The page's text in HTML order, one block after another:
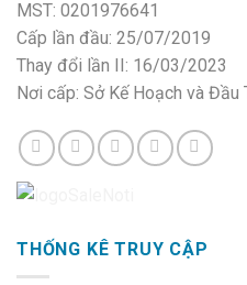
MST: 0201976641
Cấp lần đầu: 25/07/2019
Thay đổi lần II: 16/03/2023
Nơi cấp: Sở Kế Hoạch và Đầu
THỐNG KÊ TRUY CẬP